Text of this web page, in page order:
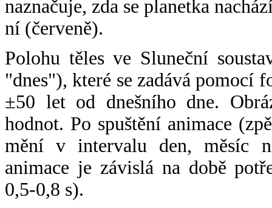
naznačuje, zda se planetka
ní (červeně).
Polohu těles ve Sluneční
"dnes"), které se zadává pomocí
±50 let od dnešního dne.
hodnot. Po spuštění animace
mění v intervalu den, měsíc
animace je závislá na době
0,5-0,8 s).